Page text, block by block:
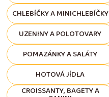
CHLEBÍČKY A MINICHLEBÍČKY
UZENINY A POLOTOVARY
POMAZÁNKY A SALÁTY
HOTOVÁ JÍDLA
CROISSANTY, BAGETY A